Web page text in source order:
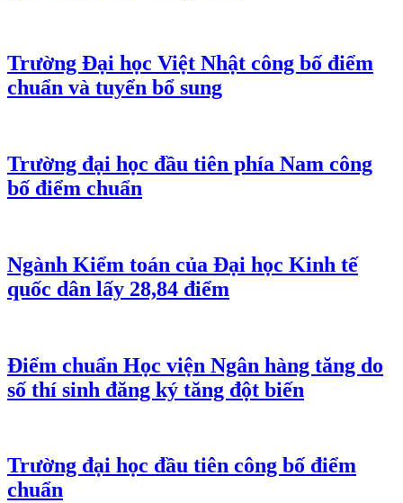
Trường Đại học Việt Nhật công bố điểm
chuẩn và tuyển bổ sung
Trường đại học đầu tiên phía Nam công
bố điểm chuẩn
Ngành Kiểm toán của Đại học Kinh tế
quốc dân lấy 28,84 điểm
Điểm chuẩn Học viện Ngân hàng tăng do
số thí sinh đăng ký tăng đột biến
Trường đại học đầu tiên công bố điểm
chuẩn